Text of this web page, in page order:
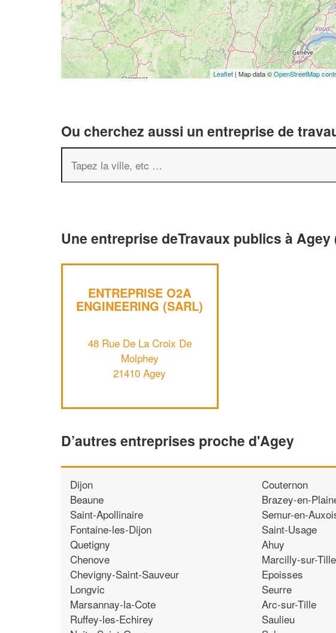
Leaflet | Map data ©OpenStreetMap
Ou cherchez aussi un entreprise de
Une entreprise deTravaux publics à Agey
ENTREPRISE O2A
ENGINEERING (SARL)
48 Rue De La Croix De
Molphey
21410 Agey
D’autres entreprises proche d'Agey
Dijon
Beaune
Saint-Apollinaire
Fontaine-les-Dijon
Quetigny
Chenove
Chevigny-Saint-Sauveur
Longvic
Marsannay-la-Cote
Ruffey-les-Echirey
Couternon
Brazey-en-
Semur-en-
Saint-Usage
Ahuy
Marcilly-sur-Tille
Epoisses
Seurre
Arc-sur-Tille
Saulieu